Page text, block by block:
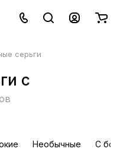
серьги
с
Необычные С